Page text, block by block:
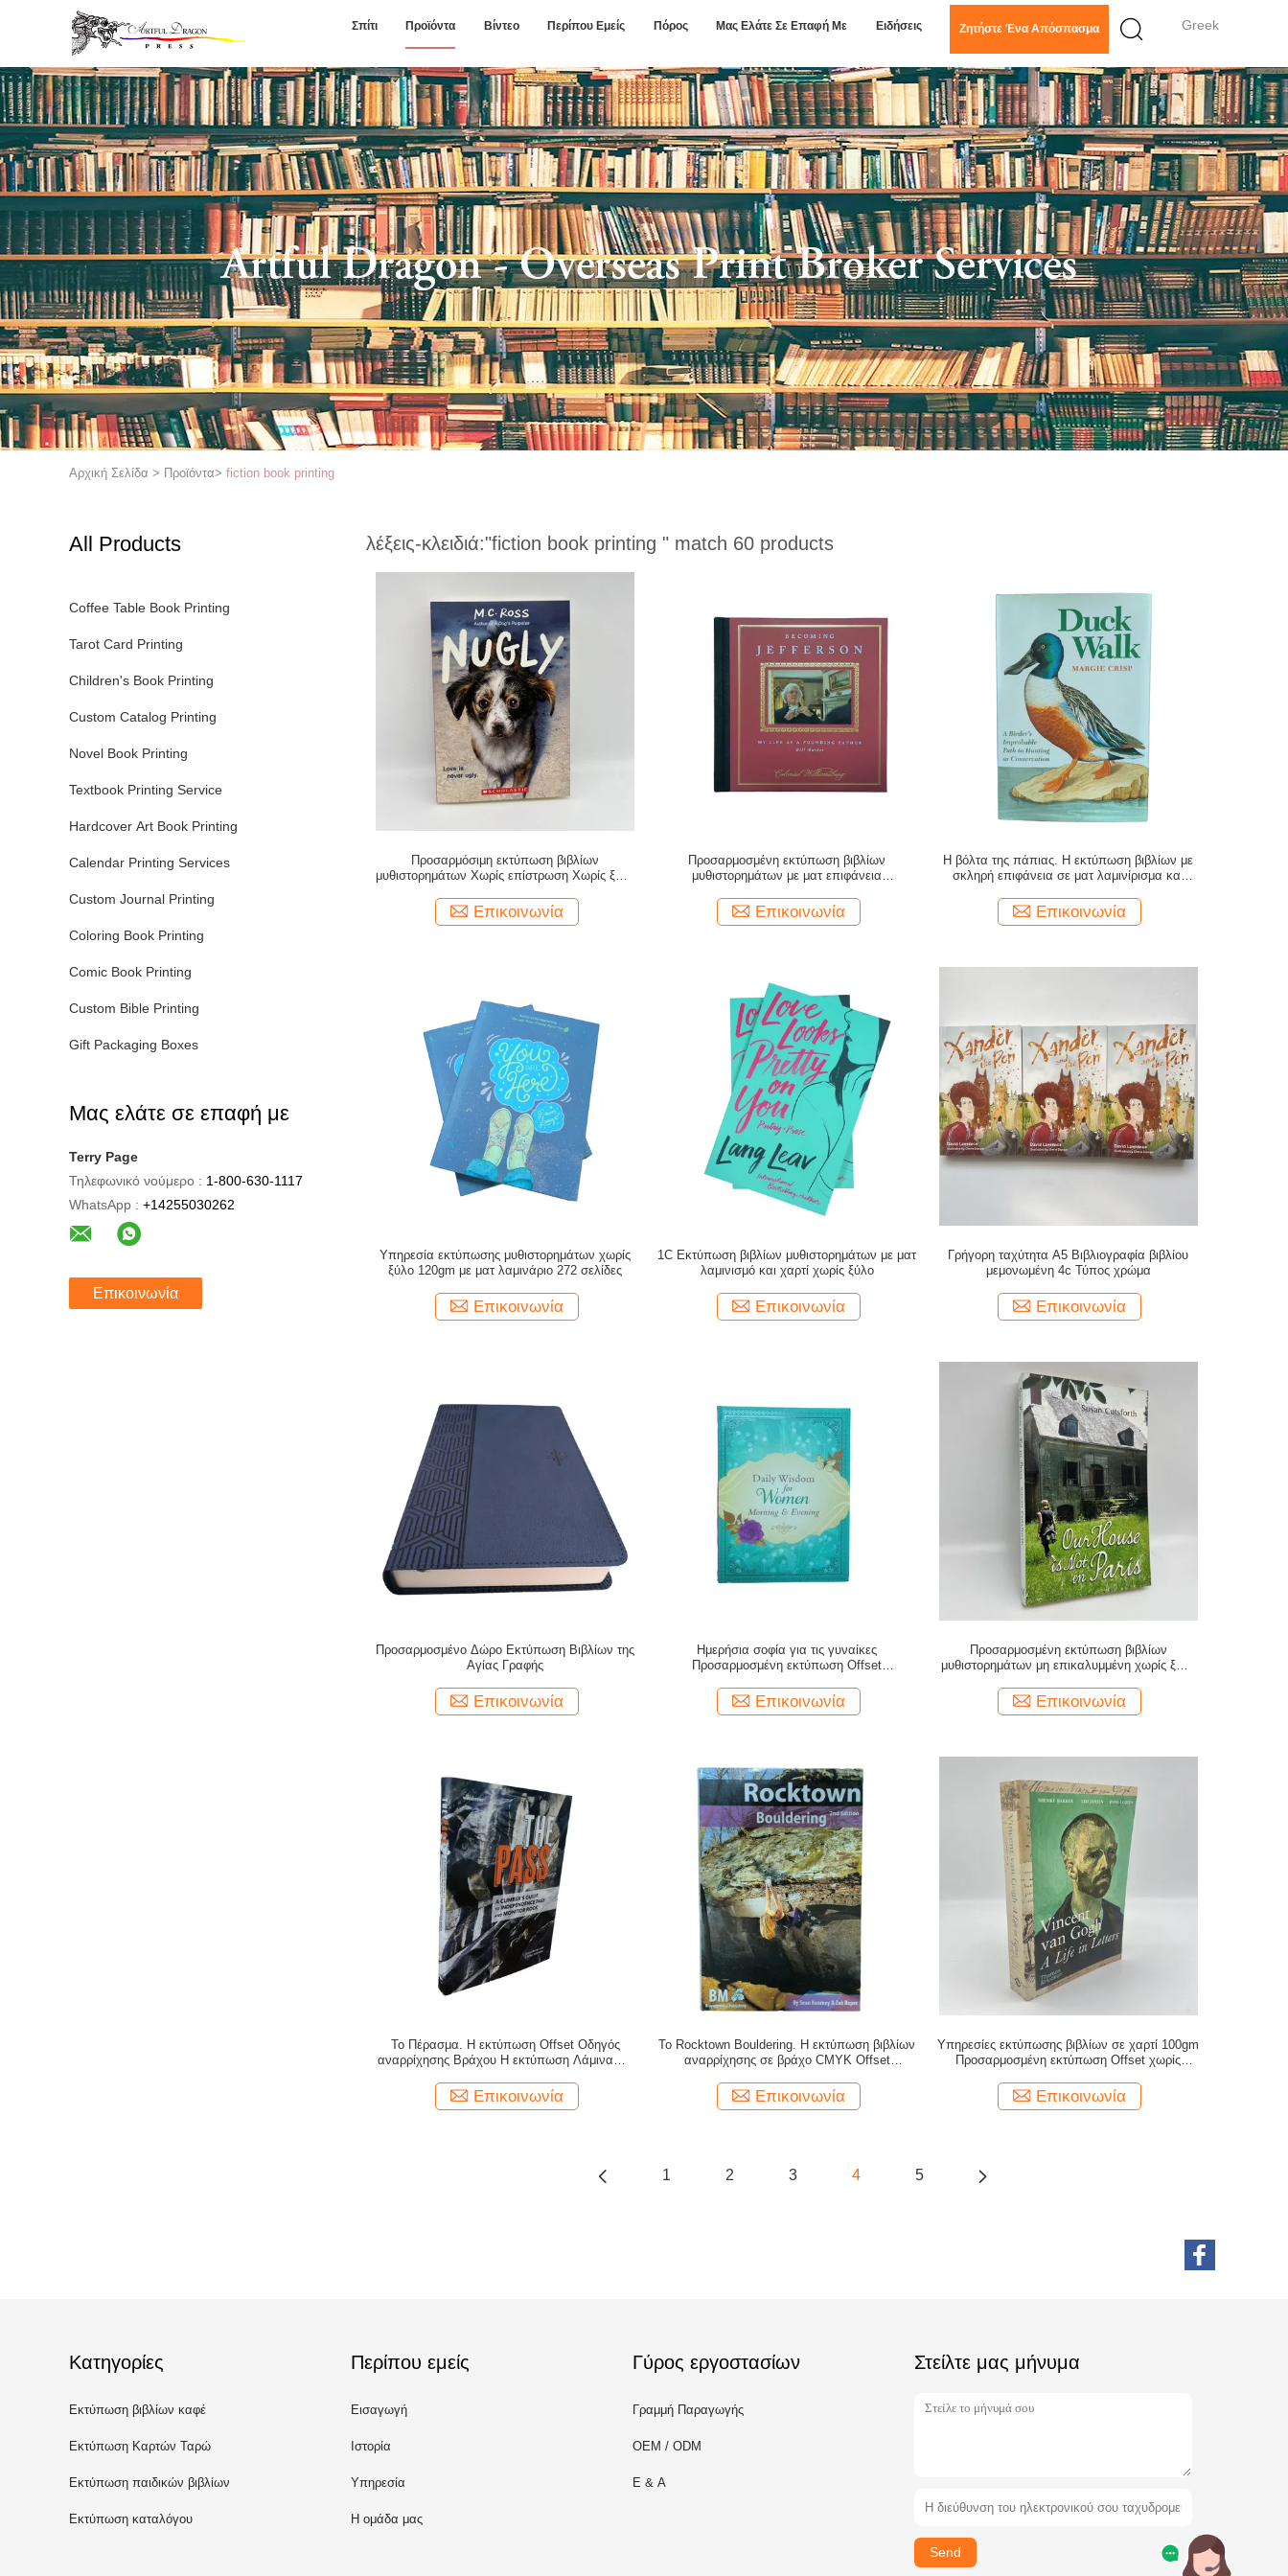
Greek
Σπίτι Προϊόντα Βίντεο Περίπου Εμείς Πόρος Μας Ελάτε Σε Επαφή Με Ειδήσεις Ζητήστε Ένα Απόσπασμα
Αρχική Σελίδα > Προϊόντα> fiction book printing
All Products
Coffee Table Book Printing
Tarot Card Printing
Children's Book Printing
Custom Catalog Printing
Novel Book Printing
Textbook Printing Service
Hardcover Art Book Printing
Calendar Printing Services
Custom Journal Printing
Coloring Book Printing
Comic Book Printing
Custom Bible Printing
Gift Packaging Boxes
Μας ελάτε σε επαφή με
Terry Page
Τηλεφωνικό νούμερο : 1-800-630-1117
WhatsApp : +14255030262
Επικοινωνία
λέξεις-κλειδιά:"fiction book printing " match 60 products
Προσαρμόσιμη εκτύπωση βιβλίων
μυθιστορημάτων Χωρίς επίστρωση Χωρίς ξύλο
Επικοινωνία
Προσαρμοσμένη εκτύπωση βιβλίων
μυθιστορημάτων με ματ επιφάνεια
χρώματα CMYK
Επικοινωνία
Η βόλτα της πάπιας. Η εκτύπωση βιβλίων με
σκληρή επιφάνεια σε ματ λαμινίρισμα και
Επικοινωνία
Υπηρεσία εκτύπωσης μυθιστορημάτων χωρίς
ξύλο 120gm με ματ λαμινάριο 272 σελίδες
Επικοινωνία
1C Εκτύπωση βιβλίων μυθιστορημάτων με ματ
λαμινισμό και χαρτί χωρίς ξύλο
Επικοινωνία
Γρήγορη ταχύτητα A5 Βιβλιογραφία βιβλίου
μεμονωμένη 4c Τύπος χρώμα
Επικοινωνία
Προσαρμοσμένο Δώρο Εκτύπωση Βιβλίων της
Αγίας Γραφής
Επικοινωνία
Ημερήσια σοφία για τις γυναίκες
Προσαρμοσμένη εκτύπωση Offset
λαμινισμού και Smyth ραμμένο δεσμό
Επικοινωνία
Προσαρμοσμένη εκτύπωση βιβλίων
μυθιστορημάτων μη επικαλυμμένη χωρίς ξύλο
Επικοινωνία
Το Πέρασμα. Η εκτύπωση Offset Οδηγός
αναρρίχησης Βράχου Η εκτύπωση Λάμινασης
Επικοινωνία
Το Rocktown Bouldering. Η εκτύπωση βιβλίων
αναρρίχησης σε βράχο CMYK Offset
Επικοινωνία
Υπηρεσίες εκτύπωσης βιβλίων σε χαρτί 100gm
Προσαρμοσμένη εκτύπωση Offset χωρίς
Επικοινωνία
1 2 3 4 5
Κατηγορίες
Εκτύπωση βιβλίων καφέ
Εκτύπωση Καρτών Ταρώ
Εκτύπωση παιδικών βιβλίων
Εκτύπωση καταλόγου
Περίπου εμείς
Εισαγωγή
Ιστορία
Υπηρεσία
Η ομάδα μας
Γύρος εργοστασίων
Γραμμή Παραγωγής
OEM / ODM
Ε & Α
Στείλτε μας μήνυμα
Send